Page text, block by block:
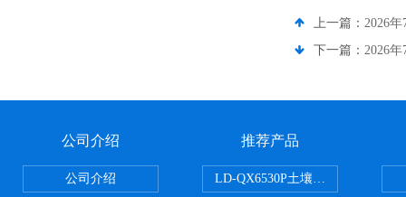
上一篇： 2026
下一篇： 2026
公司介绍
公司介绍
推荐产品
LD-QX6530P土壤氧化还原电位检